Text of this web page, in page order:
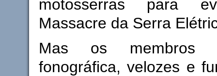
motosserras para
Massacre da Serra
Mas os membros
fonográfica, velozes e